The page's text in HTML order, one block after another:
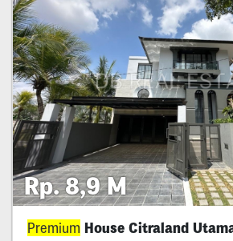
Rp. 8,9 M
Premium House Citraland